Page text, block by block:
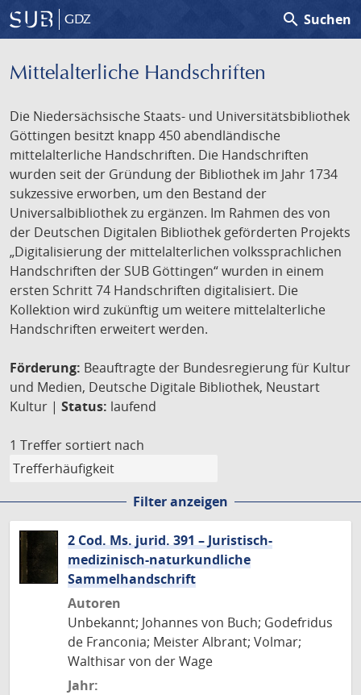
GDZ search Suchen
Mittelalterliche Handschriften
Die Niedersächsische Staats- und Universitätsbibliothek
Göttingen besitzt knapp 450 abendländische
mittelalterliche Handschriften. Die Handschriften
wurden seit der Gründung der Bibliothek im Jahr 1734
sukzessive erworben, um den Bestand der
Universalbibliothek zu ergänzen. Im Rahmen des von
der Deutschen Digitalen Bibliothek geförderten Projekts
„Digitalisierung der mittelalterlichen volkssprachlichen
Handschriften der SUB Göttingen“ wurden in einem
ersten Schritt 74 Handschriften digitalisiert. Die
Kollektion wird zukünftig um weitere mittelalterliche
Handschriften erweitert werden.
Förderung: Beauftragte der Bundesregierung für Kultur
und Medien, Deutsche Digitale Bibliothek, Neustart
Kultur | Status: laufend
1 Treffer sortiert nach
Filter anzeigen
2 Cod. Ms. jurid. 391 – Juristisch-
medizinisch-naturkundliche
Sammelhandschrift
Autoren
Unbekannt; Johannes von Buch; Godefridus
de Franconia; Meister Albrant; Volmar;
Walthisar von der Wage
Jahr: